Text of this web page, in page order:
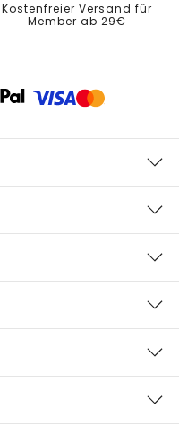
Kostenfreier Versand für
Member ab 29€